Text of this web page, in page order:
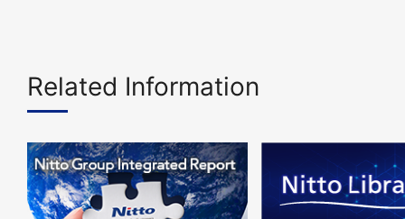
Related Information